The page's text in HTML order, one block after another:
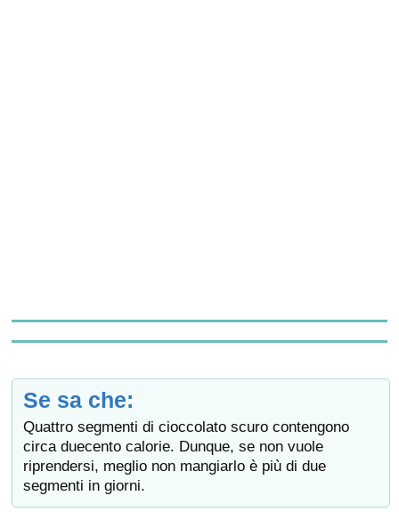
Se sa che:
Quattro segmenti di cioccolato scuro contengono
circa duecento calorie. Dunque, se non vuole
riprendersi, meglio non mangiarlo è più di due
segmenti in giorni.